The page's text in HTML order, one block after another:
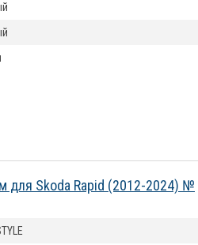
для Skoda Rapid (2012-2024) №